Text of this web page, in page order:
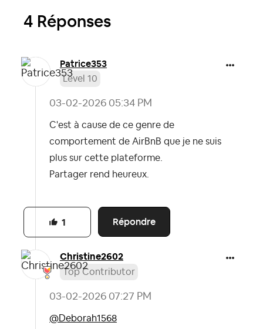
4 Réponses
Patrice353
Level 10
‎03-02-2026 05:34 PM
C'est à cause de ce genre de
comportement de AirBnB que je ne suis
plus sur cette plateforme.
Partager rend heureux.
Répondre
1
Christine2602
Top Contributor
‎03-02-2026 07:27 PM
@Deborah1568